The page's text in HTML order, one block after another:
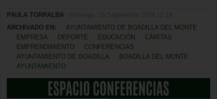
PAULA TORRALBA
ARCHIVADO EN:
AYUNTAMIENTO DE BOADILLA DEL MONTE
EMPRESA
DEPORTE EDUCACIÓN
CÁRITAS
EMPRENDIMIENTO
CONFERENCIAS
AYUNTAMIENTO DE BOADILLA
BOADILLA DEL MONTE
AYUNTAMIENTO